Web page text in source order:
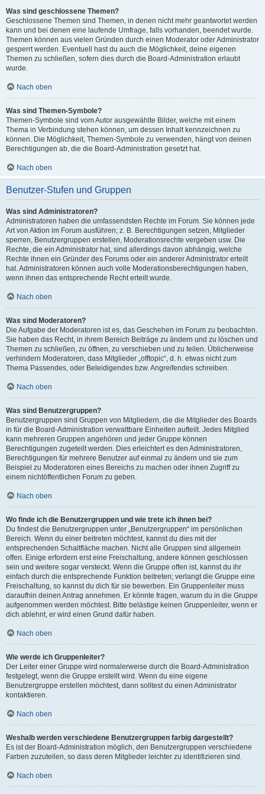
Was sind geschlossene Themen?
Geschlossene Themen sind Themen, in denen nicht mehr geantwortet werden
kann und bei denen eine laufende Umfrage, falls vorhanden, beendet wurde.
Themen können aus vielen Gründen durch einen Moderator oder Administrator
gesperrt werden. Eventuell hast du auch die Möglichkeit, deine eigenen
Themen zu schließen, sofern dies durch die Board-Administration erlaubt
wurde.
Nach oben
Was sind Themen-Symbole?
Themen-Symbole sind vom Autor ausgewählte Bilder, welche mit einem
Thema in Verbindung stehen können, um dessen Inhalt kennzeichnen zu
können. Die Möglichkeit, Themen-Symbole zu verwenden, hängt von deinen
Berechtigungen ab, die die Board-Administration gesetzt hat.
Nach oben
Benutzer-Stufen und Gruppen
Was sind Administratoren?
Administratoren haben die umfassendsten Rechte im Forum. Sie können jede
Art von Aktion im Forum ausführen; z. B. Berechtigungen setzen, Mitglieder
sperren, Benutzergruppen erstellen, Moderationsrechte vergeben usw. Die
Rechte, die ein Administrator hat, sind allerdings davon abhängig, welche
Rechte ihnen ein Gründer des Forums oder ein anderer Administrator erteilt
hat. Administratoren können auch volle Moderationsberechtigungen haben,
wenn ihnen das entsprechende Recht erteilt wurde.
Nach oben
Was sind Moderatoren?
Die Aufgabe der Moderatoren ist es, das Geschehen im Forum zu beobachten.
Sie haben das Recht, in ihrem Bereich Beiträge zu ändern und zu löschen und
Themen zu schließen, zu öffnen, zu verschieben und zu teilen. Üblicherweise
verhindern Moderatoren, dass Mitglieder „offtopic“, d. h. etwas nicht zum
Thema Passendes, oder Beleidigendes bzw. Angreifendes schreiben.
Nach oben
Was sind Benutzergruppen?
Benutzergruppen sind Gruppen von Mitgliedern, die die Mitglieder des Boards
in für die Board-Administration verwaltbare Einheiten aufteilt. Jedes Mitglied
kann mehreren Gruppen angehören und jeder Gruppe können
Berechtigungen zugeteilt werden. Dies erleichtert es den Administratoren,
Berechtigungen für mehrere Benutzer auf einmal zu ändern und sie zum
Beispiel zu Moderatoren eines Bereichs zu machen oder ihnen Zugriff zu
einem nichtöffentlichen Forum zu geben.
Nach oben
Wo finde ich die Benutzergruppen und wie trete ich ihnen bei?
Du findest die Benutzergruppen unter „Benutzergruppen“ im persönlichen
Bereich. Wenn du einer beitreten möchtest, kannst du dies mit der
entsprechenden Schaltfläche machen. Nicht alle Gruppen sind allgemein
offen. Einige erfordern erst eine Freischaltung, andere können geschlossen
sein und weitere sogar versteckt. Wenn die Gruppe offen ist, kannst du ihr
einfach durch die entsprechende Funktion beitreten; verlangt die Gruppe eine
Freischaltung, so kannst du dich für sie bewerben. Ein Gruppenleiter muss
daraufhin deinen Antrag annehmen. Er könnte fragen, warum du in die Gruppe
aufgenommen werden möchtest. Bitte belästige keinen Gruppenleiter, wenn er
dich ablehnt, er wird einen Grund dafür haben.
Nach oben
Wie werde ich Gruppenleiter?
Der Leiter einer Gruppe wird normalerweise durch die Board-Administration
festgelegt, wenn die Gruppe erstellt wird. Wenn du eine eigene
Benutzergruppe erstellen möchtest, dann solltest du einen Administrator
kontaktieren.
Nach oben
Weshalb werden verschiedene Benutzergruppen farbig dargestellt?
Es ist der Board-Administration möglich, den Benutzergruppen verschiedene
Farben zuzuteilen, so dass deren Mitglieder leichter zu identifizieren sind.
Nach oben